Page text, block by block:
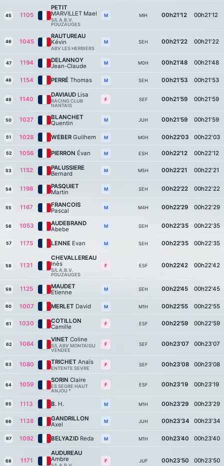
45 1105
PETIT
MARVILLET Mael
S/L A.B.V.
POUZAUGES
M MIH 00h21'12 00h21'12
46 1045
RAUTUREAU
Kévin
ABV LES HERBIERS
M SEH 00h21'22 00h21'22
47 1194
DELANNOY
Jean-Claude
M M0H 00h21'48 00h21'48
48 1154 PERRÉ Thomas M SEH 00h21'53 00h21'53
49 1140
DAVIAUD Lisa
RACING CLUB
NANTAIS
F SEF 00h21'59 00h21'59
50 1027
BLANCHET
Quentin
M JUH 00h21'59 00h21'59
51 1028 WEBER Guilhem M M0H 00h22'03 00h22'03
52 1056 PIERRON Évan M ESH 00h22'12 00h22'12
53 1152
PALUSSIERE
Bernard
M M5H 00h22'21 00h22'21
54 1198
PASQUIET
Martin
M SEH 00h22'22 00h22'22
55 1167
FRANCOIS
Pascal
M M4H 00h22'29 00h22'29
56 1053
AUDEBRAND
Abebe
M SEH 00h22'35 00h22'35
57 1175 LENNE Evan M SEH 00h22'35 00h22'35
58 1131
CHEVALLEREAU
Inès
S/L A.B.V.
POUZAUGES
F ESF 00h22'42 00h22'42
59 1125
MAUDET
Etienne
M SEH 00h22'45 00h22'45
60 1007 MERLET David M M1H 00h22'55 00h22'55
61 1030
COTILLON
Camille
F ESF 00h22'59 00h22'59
62 1064
VINET Coline
S/L ABV MONTAIGU
VENDEE
F SEF 00h23'07 00h23'07
63 1080 TRICHET Anaïs
ENTENTE SEVRE
F SEF 00h23'08 00h23'08
64 1059
SORIN Claire
ES SEGRE HAUT
ANJOU *
F ESF 00h23'19 00h23'19
65 1113 B. H. M M1H 00h23'29 00h23'29
66 1138
GANDRILLON
Axel
M JUH 00h23'34 00h23'34
67 1092 BELYAZID Reda M M1H 00h23'40 00h23'40
68 1171
AUDUREAU
Ambre
F JUF 00h23'50 00h23'50